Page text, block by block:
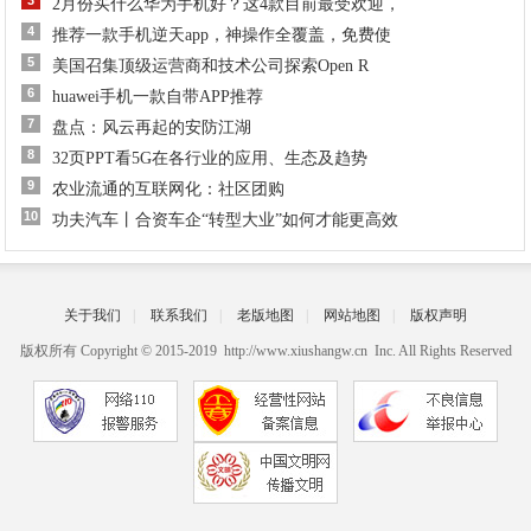
2月份买什么华为手机好？这4款目前最受欢迎，
4 推荐一款手机逆天app，神操作全覆盖，免费使
5 美国召集顶级运营商和技术公司探索Open R
6 huawei手机一款自带APP推荐
7 盘点：风云再起的安防江湖
8 32页PPT看5G在各行业的应用、生态及趋势
9 农业流通的互联网化：社区团购​
10 功夫汽车丨合资车企“转型大业”如何才能更高效
关于我们 联系我们 老版地图 网站地图 版权声明
版权所有 Copyright © 2015-2019 http://www.xiushangw.cn Inc. All Rights Reserved